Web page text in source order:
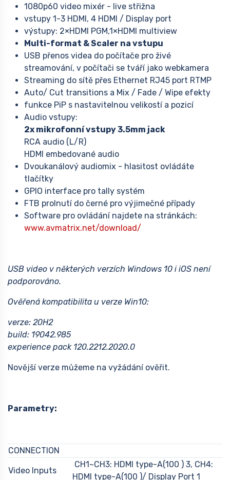
1080p60 video mixér - live střižna
vstupy 1-3 HDMI, 4 HDMI / Display port
výstupy: 2×HDMI PGM,1×HDMI multiview
Multi-format & Scaler na vstupu
USB přenos videa do počítače pro živé
streamování, v počítači se tváří jako webkamera
Streaming do sítě přes Ethernet RJ45 port RTMP
Auto/ Cut transitions a Mix / Fade / Wipe efekty
funkce PiP s nastavitelnou velikostí a pozicí
Audio vstupy:
2x mikrofonní vstupy 3.5mm jack
RCA audio (L/R)
HDMI embedované audio
Dvoukanálový audiomix - hlasitost ovládáte
tlačítky
GPIO interface pro tally systém
FTB prolnutí do černé pro výjimečné případy
Software pro ovládání najdete na stránkách:
www.avmatrix.net/download/
USB video v některých verzích Windows 10 i iOS není
podporováno.
Ověřená kompatibilita u verze Win10:
verze: 20H2
build: 19042.985
experience pack 120.2212.2020.0
Novější verze můžeme na vyžádání ověřit.
Parametry:
CONNECTION
Video Inputs
CH1~CH3: HDMI type-A(100 ) 3, CH4:
HDMI type-A(100 )/ Display Port 1